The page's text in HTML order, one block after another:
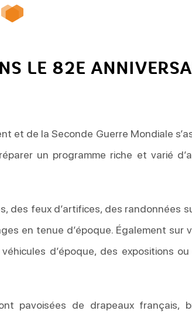
LE 82E
et de la Seconde Guerre Mondiale
un programme riche et varié
des feux d’artifices, des randonnées
en tenue d’époque. Également sur
d’époque, des expositions
pavoisées de drapeaux français,